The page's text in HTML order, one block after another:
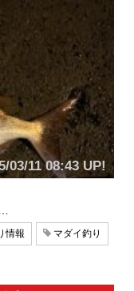
03/11 08:43 UP!
情報 マダイ釣り